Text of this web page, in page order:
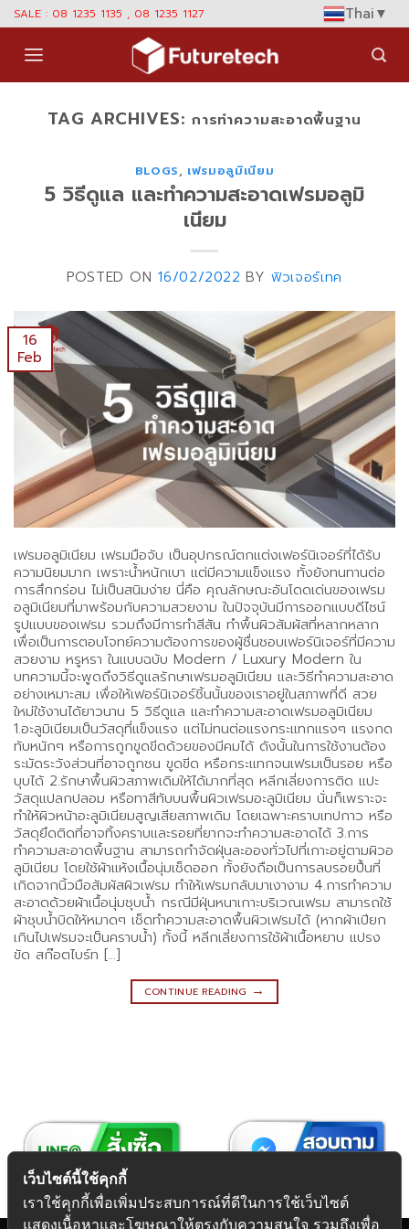
Skip
content
SALE : 08 1235 1135 , 08 1235 1127 Thai▼
TAG ARCHIVES: การทำความสะอาดพื้นฐาน
BLOGS, เฟรมอลูมิเนียม
5 วิธีดูแล และทำความสะอาดเฟรมอลูมิ
เนียม
POSTED ON16/02/2022 BYฟิวเจอร์เทค
16
Feb
เฟรมอลูมิเนียม เฟรมมือจับ เป็นอุปกรณ์ตกแต่งเฟอร์นิเจอร์ที่ได้รับ
ความนิยมมาก เพราะน้ำหนักเบา แต่มีความแข็งแรง ทั้งยังทนทานต่อ
การสึกกร่อน ไม่เป็นสนิมง่าย นี่คือ คุณลักษณะอันโดดเด่นของเฟรม
อลูมิเนียมที่มาพร้อมกับความสวยงาม ในปัจจุบันมีการออกแบบดีไซน์
รูปแบบของเฟรม รวมถึงมีการทำสีสัน ทำพื้นผิวสัมผัสที่หลากหลาก
เพื่อเป็นการตอบโจทย์ความต้องการของผู้ชื่นชอบเฟอร์นิเจอร์ที่มีความ
สวยงาม หรูหรา ในแบบฉบับ Modern / Luxury Modern ใน
บทความนี้จะพูดถึงวิธีดูแลรักษาเฟรมอลูมิเนียม และวิธีทำความสะอาด
อย่างเหมาะสม เพื่อให้เฟอร์นิเจอร์ชิ้นนั้นของเราอยู่ในสภาพที่ดี สวย
ใหม่ใช้งานได้ยาวนาน 5 วิธีดูแล และทำความสะอาดเฟรมอลูมิเนียม
1.อะลูมิเนียมเป็นวัสดุที่แข็งแรง แต่ไม่ทนต่อแรงกระแทกแรงๆ แรงกด
ทับหนักๆ หรือการถูกขูดขีดด้วยของมีคมได้ ดังนั้นในการใช้งานต้อง
ระมัดระวังส่วนที่อาจถูกชน ขูดขีด หรือกระแทกจนเฟรมเป็นรอย หรือ
บุบได้ 2.รักษาพื้นผิวสภาพเดิมให้ได้มากที่สุด หลีกเลี่ยงการติด แปะ
วัสดุแปลกปลอม หรือทาสีทับบนพื้นผิวเฟรมอะลูมิเนียม นั่นก็เพราะจะ
ทำให้ผิวหน้าอะลูมิเนียมสูญเสียสภาพเดิม โดยเฉพาะคราบเทปกาว หรือ
วัสดุยึดติดที่อาจทิ้งคราบและรอยที่ยากจะทำความสะอาดได้ 3.การ
ทำความสะอาดพื้นฐาน สามารถกำจัดฝุ่นละอองทั่วไปที่เกาะอยู่ตามผิวอ
ลูมิเนียม โดยใช้ผ้าแห้งเนื้อนุ่มเช็ดออก ทั้งยังถือเป็นการลบรอยปื้นที่
เกิดจากนิ้วมือสัมผัสผิวเฟรม ทำให้เฟรมกลับมาเงางาม 4.การทำความ
สะอาดด้วยผ้าเนื้อนุ่มชุบน้ำ กรณีมีฝุ่นหนาเกาะบริเวณเฟรม สามารถใช้
ผ้าชุบน้ำบิดให้หมาดๆ เช็ดทำความสะอาดพื้นผิวเฟรมได้ (หากผ้าเปียก
เกินไปเฟรมจะเป็นคราบน้ำ) ทั้งนี้ หลีกเลี่ยงการใช้ผ้าเนื้อหยาบ แปรง
ขัด สก๊อตไบร์ท […]
CONTINUE READING →
เว็บไซต์นี้ใช้คุกกี้
เราใช้คุกกี้เพื่อเพิ่มประสบการณ์ที่ดีในการใช้เว็บไซต์
แสดงเนื้อหาและโฆษณาให้ตรงกับความสนใจ รวมถึงเพื่อ